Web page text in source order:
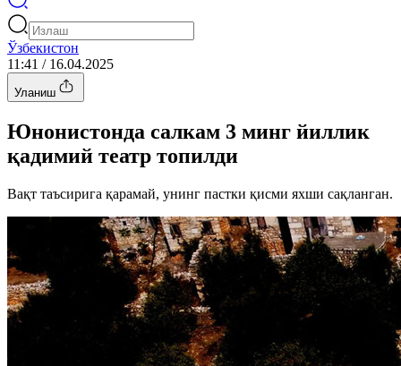
Ўзбекистон
11:41 / 16.04.2025
Уланиш
Юнонистонда салкам 3 минг йиллик
қадимий театр топилди
Вақт таъсирига қарамай, унинг пастки қисми яхши сақланган.